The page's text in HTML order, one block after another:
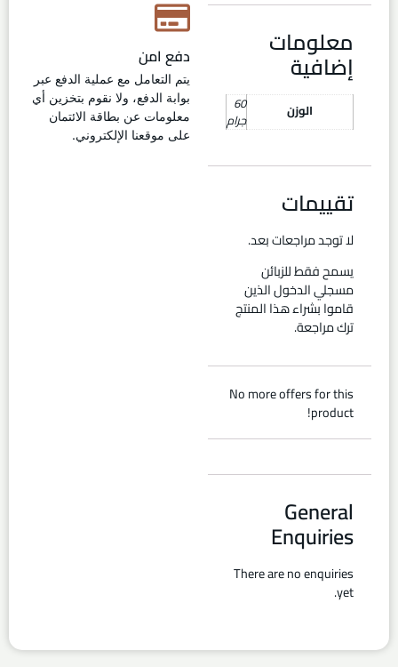
معلومات
إضافية
الوزن 60
جرام
تقييمات
لا توجد مراجعات بعد.
يسمح فقط للزبائن
مسجلي الدخول الذين
قاموا بشراء هذا المنتج
ترك مراجعة.
No more offers for this
product!
General
Enquiries
There are no enquiries
yet.
دفع امن
يتم التعامل مع عملية الدفع عبر
بوابة الدفع، ولا نقوم بتخزين أي
معلومات عن بطاقة الائتمان
على موقعنا الإلكتروني.